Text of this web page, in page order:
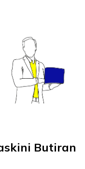
Butiran